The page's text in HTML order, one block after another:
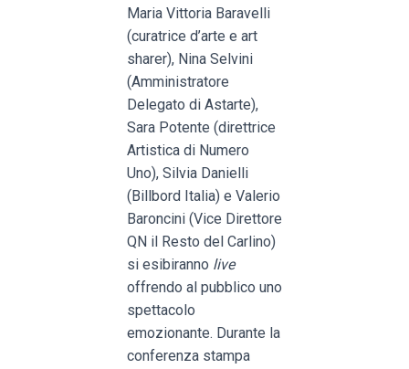
Maria Vittoria Baravelli
(curatrice d’arte e art
sharer), Nina Selvini
(Amministratore
Delegato di Astarte),
Sara Potente (direttrice
Artistica di Numero
Uno), Silvia Danielli
(Billbord Italia) e Valerio
Baroncini (Vice Direttore
QN il Resto del Carlino)
si esibiranno live
offrendo al pubblico uno
spettacolo
emozionante. Durante la
conferenza stampa